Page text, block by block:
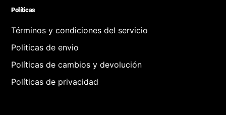
Políticas
Términos y condiciones del servicio
Politicas de envio
Políticas de cambios y devolución
Políticas de privacidad